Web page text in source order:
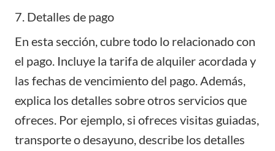
7. Detalles de pago
En esta sección, cubre todo lo relacionado con
el pago. Incluye la tarifa de alquiler acordada y
las fechas de vencimiento del pago. Además,
explica los detalles sobre otros servicios que
ofreces. Por ejemplo, si ofreces visitas guiadas,
transporte o desayuno, describe los detalles